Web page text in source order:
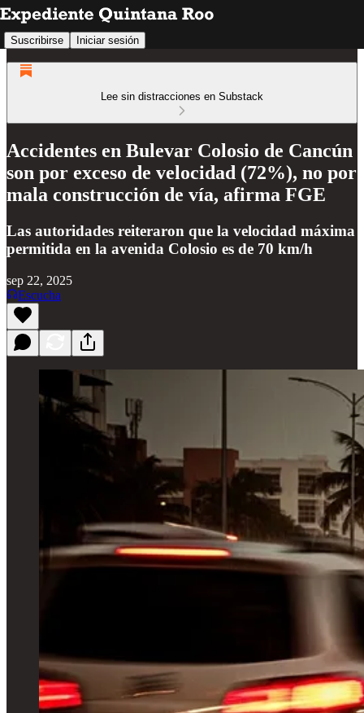
Suscribirse Iniciar sesión
Lee sin distracciones en Substack
Accidentes en Bulevar Colosio de Cancún
son por exceso de velocidad (72%), no por
mala construcción de vía, afirma FGE
Las autoridades reiteraron que la velocidad máxima
permitida en la avenida Colosio es de 70 km/h
sep 22, 2025
Escucha